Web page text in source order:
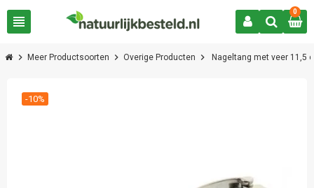
view_headline
0
chevron_right Meer Productsoorten chevron_right Overige Producten chevron_right Nageltang met veer 11,5
-10%